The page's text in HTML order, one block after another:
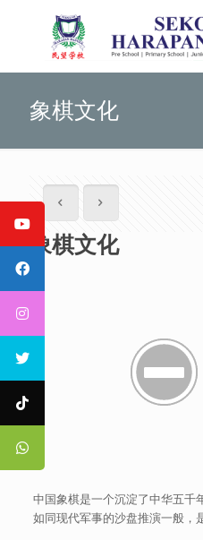
象棋文化
象棋文化
中国象棋是一个沉淀了中华五千
如同现代军事的沙盘推演一般，